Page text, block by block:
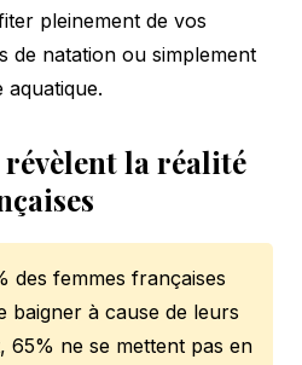
pleinement de vos
de natation ou simplement
aquatique.
la réalité
des femmes françaises
baigner à cause de leurs
65% ne se mettent pas en